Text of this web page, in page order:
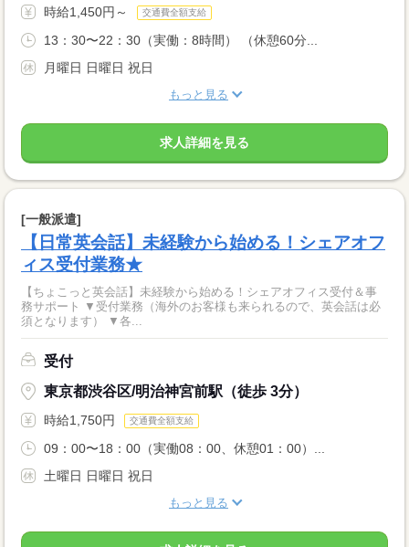
時給1,450円～ 交通費全額支給
13：30〜22：30（実働：8時間） （休憩60分...
月曜日 日曜日 祝日
もっと見る
求人詳細を見る
[一般派遣]
【日常英会話】未経験から始める！シェアオフ
ィス受付業務★
【ちょこっと英会話】未経験から始める！シェアオフィス受付＆事
務サポート ▼受付業務（海外のお客様も来られるので、英会話は必
須となります） ▼各...
受付
東京都渋谷区/明治神宮前駅（徒歩 3分）
時給1,750円 交通費全額支給
09：00〜18：00（実働08：00、休憩01：00）...
土曜日 日曜日 祝日
もっと見る